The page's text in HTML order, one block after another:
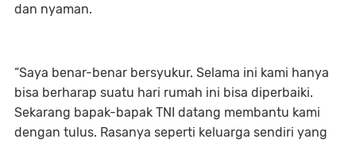
dan nyaman.
“Saya benar-benar bersyukur. Selama ini kami hanya
bisa berharap suatu hari rumah ini bisa diperbaiki.
Sekarang bapak-bapak TNI datang membantu kami
dengan tulus. Rasanya seperti keluarga sendiri yang